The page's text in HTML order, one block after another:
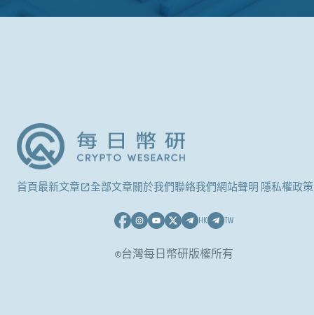
首頁最新文章 全部文章關於我們聯絡我們網站聲明 隱私權政策
HK TW
©台灣每日幣研版權所有